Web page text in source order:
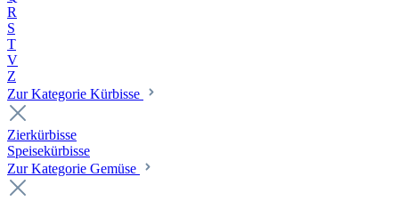
R
S
T
V
Z
Zur Kategorie Kürbisse
Zierkürbisse
Speisekürbisse
Zur Kategorie Gemüse